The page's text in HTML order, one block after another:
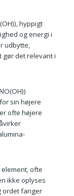
hyppigt
og energi i
udbytte,
det relevant i
sin højere
ofte højere
ofte
ikke oplyses
ordet fanger